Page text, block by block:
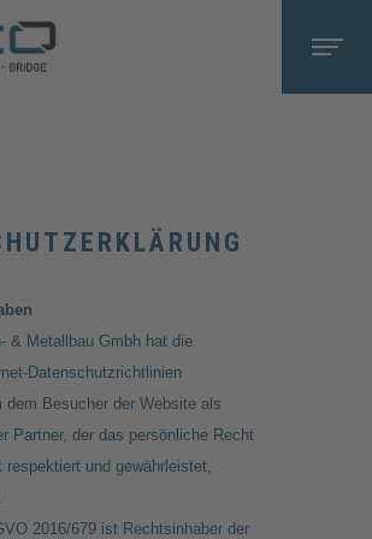
& Metallbau Gmbh hat die
Datenschutzrichtlinien
dem Besucher der Website als
Partner, der das persönliche Recht
respektiert und gewährleistet,
2016/679 ist Rechtsinhaber der